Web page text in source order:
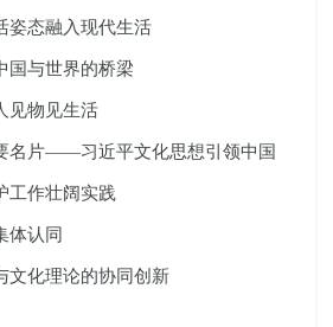
姿态融入现代生活
国与世界的桥梁
见物见生活
名片——习近平文化思想引领中国
工作壮阔实践
体认同
文化理论的协同创新